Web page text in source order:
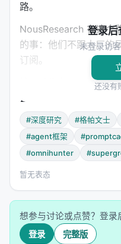
路。
NousResearch 在这个
的事：他们不跟大厂的
订阅。
第一，SuperGrok
API Key，不需要单独
阅，Hermes 就能通过
型调用通道。grok-4.3
文、整本书丢进一个
第二，hermes proxy
能。运行这条命令，
OpenAI-compatible 的
登录后
未登录访
还没有
#深度研究 #格帕文士
#agent框架
#omnihunter
暂无表态
想参与讨论或点赞？登录
登录 完整版